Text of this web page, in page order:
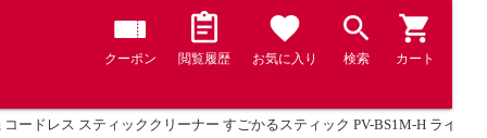
クーポン 閲覧履歴 お気に入り 検索 カート
コードレス スティッククリーナー すごかるスティック PV-BS1M-H ライト